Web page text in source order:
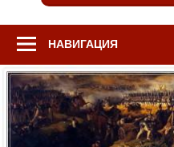
НАВИГАЦИЯ